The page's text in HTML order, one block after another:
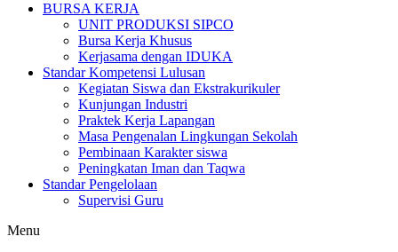
BURSA KERJA
UNIT PRODUKSI SIPCO
Bursa Kerja Khusus
Kerjasama dengan IDUKA
Standar Kompetensi Lulusan
Kegiatan Siswa dan Ekstrakurikuler
Kunjungan Industri
Praktek Kerja Lapangan
Masa Pengenalan Lingkungan Sekolah
Pembinaan Karakter siswa
Peningkatan Iman dan Taqwa
Standar Pengelolaan
Supervisi Guru
Menu